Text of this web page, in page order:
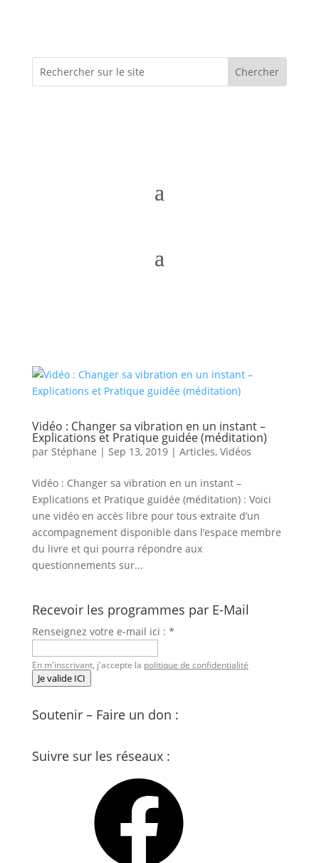
Vidéo : Changer sa vibration en un instant –
Explications et Pratique guidée (méditation)
par Stéphane | Sep 13, 2019| Articles, Vidéos
Vidéo : Changer sa vibration en un instant –
Explications et Pratique guidée (méditation) : Voici
une vidéo en accès libre pour tous extraite d’un
accompagnement disponible dans l’espace membre
du livre et qui pourra répondre aux
questionnements sur...
Recevoir les programmes par E-Mail
Renseignez votre e-mail ici : *
En m'inscrivant, j'accepte la politique de confidentialité
Je valide ICI
Soutenir – Faire un don :
Suivre sur les réseaux :